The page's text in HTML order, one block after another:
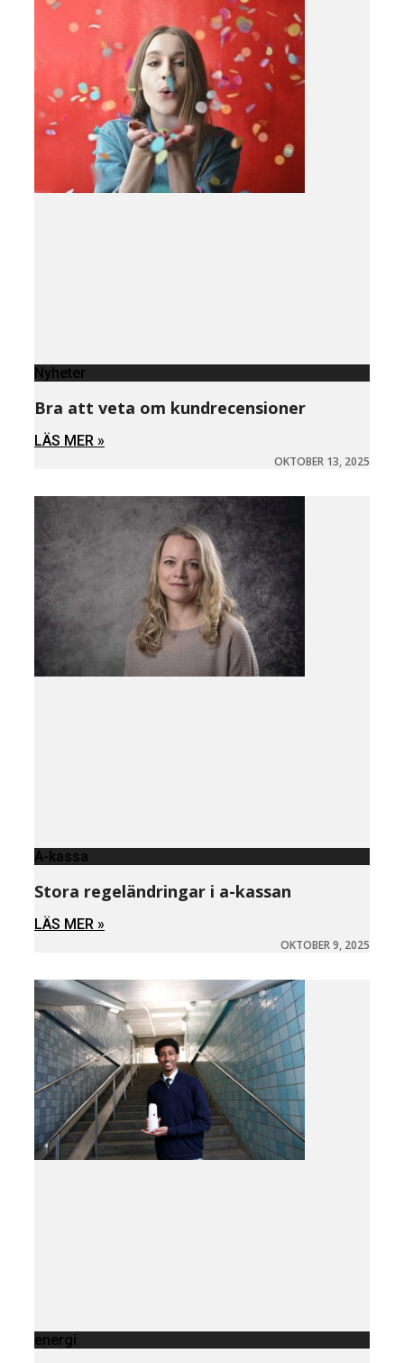
Nyheter
Bra att veta om kundrecensioner
LÄS MER »
OKTOBER 13, 2025
A-kassa
Stora regeländringar i a-kassan
LÄS MER »
OKTOBER 9, 2025
energi